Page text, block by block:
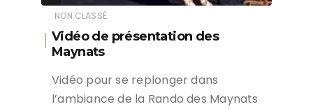
NON CLASSÉ
Vidéo de présentation des
Maynats
Vidéo pour se replonger dans
l’ambiance de la Rando des Maynats